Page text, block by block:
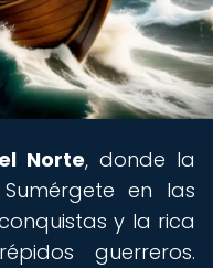
Norte, donde la
en las
y la rica
guerreros.